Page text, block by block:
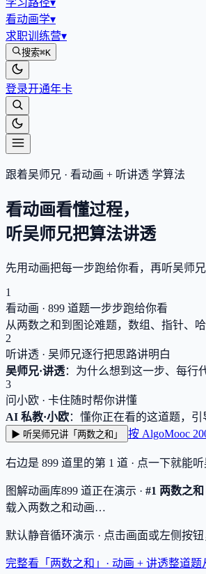
学习路径▾
看动画学▾
求职训练营▾
搜索⌘K
登录开通年卡
跟着吴师兄 · 看动画 + 听讲透 学算法
看动画看懂过程，
听吴师兄把算法讲透
先用动画把每一步跑给你看，再听吴师
1
看动画 · 899 道题一步步跑给你看
从两数之和到图论难题，数组、指针、
2
听讲透 · 吴师兄逐行把思路讲明白
吴师兄·讲透：为什么想到这一步、每行
3
问小欧 · 卡住随时帮你讲懂
AI 私教·小欧：懂你正在看的这道题，
▶ 听吴师兄讲「两数之和」 按 AlgoMooc
右边是 899 道里的第 1 道 · 点一下就能听
图解动画库899 道正在演示 · #1 两数之和
载入两数之和动画…
默认静音循环演示 · 点击画面或左侧按
完整看「两数之和」· 动画 + 讲透整道题